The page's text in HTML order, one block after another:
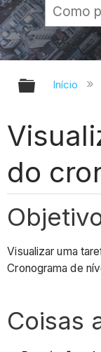
Início
do
Visualizar uma
Cronograma de
Coisas